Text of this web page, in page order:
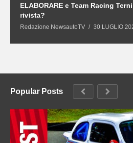
ELABORARE e Team Racing
rivista?
Redazione NewsautoTV 30 LUGLIO
Popular Posts